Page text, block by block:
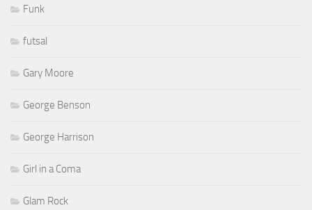
Funk
futsal
Gary Moore
George Benson
George Harrison
Girl in a Coma
Glam Rock